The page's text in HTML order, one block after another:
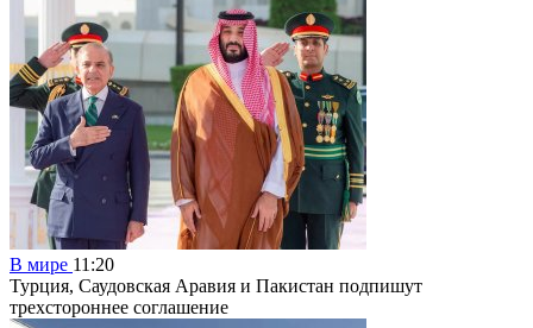
В мире 11:20
Турция, Саудовская Аравия и Пакистан подпишут
трехстороннее соглашение